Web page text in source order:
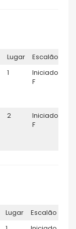
Lugar Escalão
1
Iniciado
F
2
Iniciado
F
Lugar Escalão